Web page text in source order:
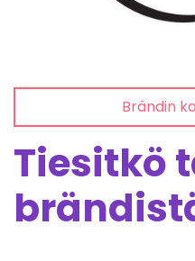
Brändin
Tiesitkö